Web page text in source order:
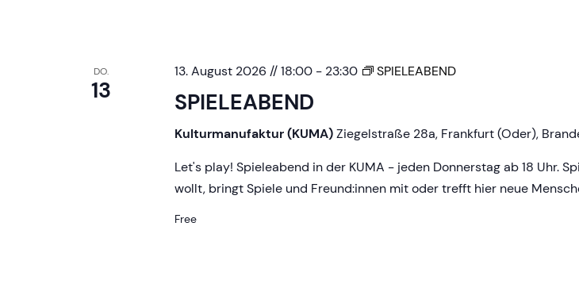
DO.
13
13. August 2026 // 18:00- 23:30 SPIELEABEND
SPIELEABEND
Kulturmanufaktur (KUMA)Ziegelstraße 28a, Frankfurt (Oder),
Let's play! Spieleabend in der KUMA - jeden Donnerstag ab 18 Uhr.
wollt, bringt Spiele und Freund:innen mit oder trefft hier neue
Free